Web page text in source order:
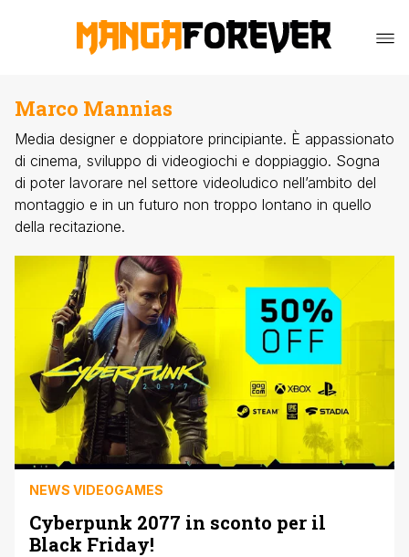
Marco Mannias
Media designer e doppiatore principiante. È appassionato
di cinema, sviluppo di videogiochi e doppiaggio. Sogna
di poter lavorare nel settore videoludico nell’ambito del
montaggio e in un futuro non troppo lontano in quello
della recitazione.
NEWS VIDEOGAMES
Cyberpunk 2077 in sconto per il
Black Friday!